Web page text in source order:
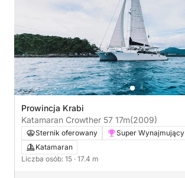
Prowincja Krabi
Katamaran Crowther 57 17m(2009)
Sternik oferowany
Super Wynajmujący
Katamaran
Liczba osób: 15 · 17.4 m